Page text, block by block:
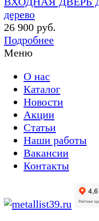
дерево
26 900 руб.
Подробнее
Меню
О нас
Каталог
Новости
Акции
Статьи
Наши работы
Вакансии
Контакты